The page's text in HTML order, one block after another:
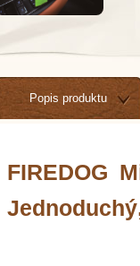
Popis produktu
FIREDOG